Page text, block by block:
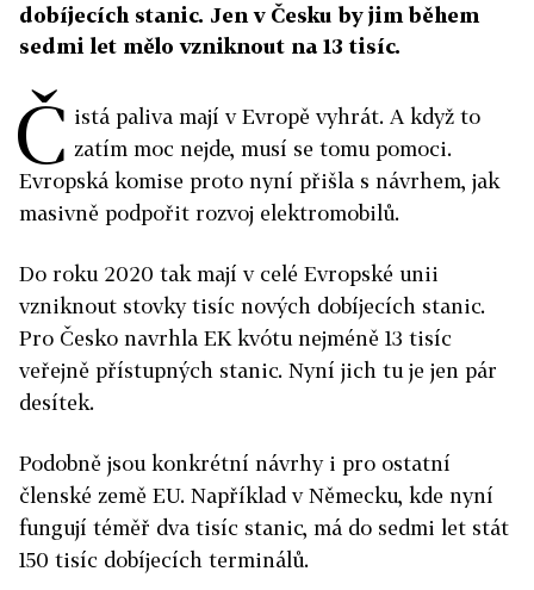
dobíjecích stanic. Jen v Česku by jim během
sedmi let mělo vzniknout na 13 tisíc.
Č istá paliva mají v Evropě vyhrát. A když to
zatím moc nejde, musí se tomu pomoci.
Evropská komise proto nyní přišla s návrhem, jak
masivně podpořit rozvoj elektromobilů.
Do roku 2020 tak mají v celé Evropské unii
vzniknout stovky tisíc nových dobíjecích stanic.
Pro Česko navrhla EK kvótu nejméně 13 tisíc
veřejně přístupných stanic. Nyní jich tu je jen pár
desítek.
Podobně jsou konkrétní návrhy i pro ostatní
členské země EU. Například v Německu, kde nyní
fungují téměř dva tisíc stanic, má do sedmi let stát
150 tisíc dobíjecích terminálů.